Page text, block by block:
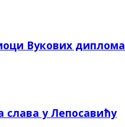
Вукових диплома
у Лепосавићу